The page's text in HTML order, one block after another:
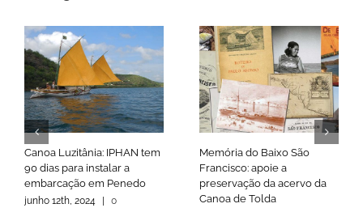
Canoa Luzitânia: IPHAN tem
90 dias para instalar a
embarcação em Penedo
junho 12th, 2024
0
Memória do Baixo São
Francisco: apoie a
preservação da acervo da
Canoa de Tolda